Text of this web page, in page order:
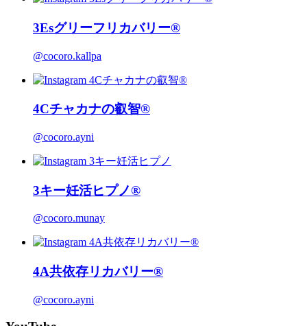
3Esグリーフリカバリー®
@cocoro.kallpa
4Cチャカナの叡智®
@cocoro.ayni
3キー妊活ヒプノ®
@cocoro.munay
4A共依存リカバリー®
@cocoro.ayni